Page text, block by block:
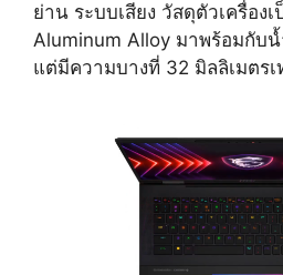
ย่าน ระบบเสียง วัสดุตัวเครื่อง
Aluminum Alloy มาพร้อมกับ
แต่มีความบางที่ 32 มิลลิเมตร